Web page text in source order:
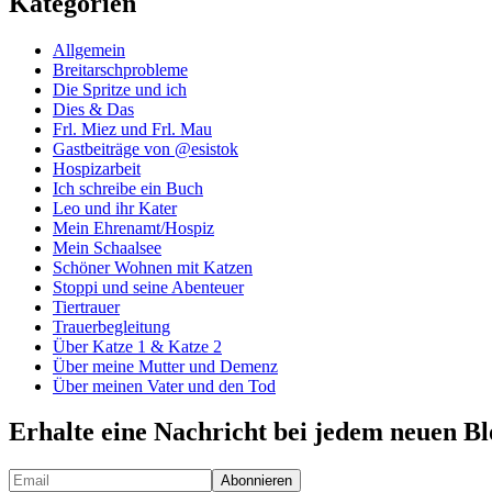
Allgemein
Breitarschprobleme
Die Spritze und ich
Dies & Das
Frl. Miez und Frl. Mau
Gastbeiträge von @esistok
Hospizarbeit
Ich schreibe ein Buch
Leo und ihr Kater
Mein Ehrenamt/Hospiz
Mein Schaalsee
Schöner Wohnen mit Katzen
Stoppi und seine Abenteuer
Tiertrauer
Trauerbegleitung
Über Katze 1 & Katze 2
Über meine Mutter und Demenz
Über meinen Vater und den Tod
Erhalte eine Nachricht bei jedem neuen